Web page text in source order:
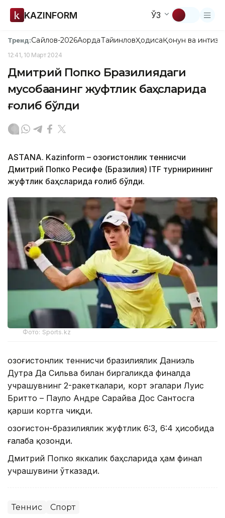
KAZINFORM ЎЗ
Тренд:Сайлов-2026АқордаТайинловҲодисаҚонун ва
12:41, 10 Март 2024
Дмитрий Попко Бразилиядаги
мусобақанинг жуфтлик баҳсларида
ғолиб бўлди
ASTANA. Kazinform – Қозоғистонлик теннисчи
Дмитрий Попко Ресифе (Бразилия) ITF турнирининг
жуфтлик баҳсларида ғолиб бўлди.
Фото: Sports.kz
Қозоғистонлик теннисчи бразилиялик Даниэль
Дутра Да Сильва билан биргаликда финалда
учрашувнинг 2-ракеткалари, корт эгалари Луис
Бритто – Пауло Андре Сарайва Дос Сантосга
қарши кортга чиқди.
Қозоғистон-бразилиялик жуфтлик 6:3, 6:4 ҳисобида
ғалаба қозонди.
Дмитрий Попко яккалик баҳсларида ҳам финал
учрашувини ўтказади.
Теннис Спорт